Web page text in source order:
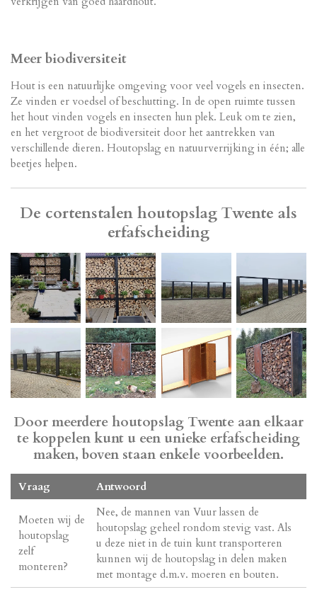
Meer biodiversiteit
Hout is een natuurlijke omgeving voor veel vogels en insecten.
Ze vinden er voedsel of beschutting. In de open ruimte tussen
het hout vinden vogels en insecten hun plek. Leuk om te zien,
en het vergroot de biodiversiteit door het aantrekken van
verschillende dieren. Houtopslag en natuurverrijking in één; alle
beetjes helpen.
De cortenstalen houtopslag Twente als
erfafscheiding
Door meerdere houtopslag Twente aan elkaar
te koppelen kunt u een unieke erfafscheiding
maken, boven staan enkele voorbeelden.
Vraag Antwoord
Moeten wij de
houtopslag
zelf
monteren?
Nee, de mannen van Vuur lassen de
houtopslag geheel rondom stevig vast. Als
u deze niet in de tuin kunt transporteren
kunnen wij de houtopslag in delen maken
met montage d.m.v. moeren en bouten.